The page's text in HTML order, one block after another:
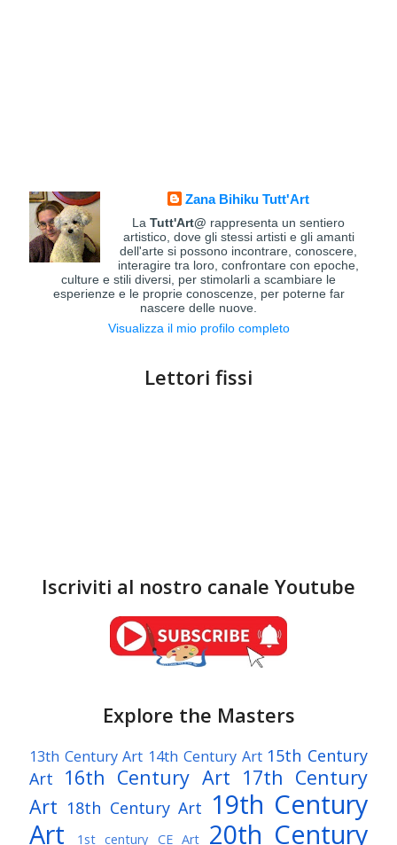
Zana Bihiku Tutt'Art
LaTutt'Art@ rappresenta un sentiero
artistico, dove gli stessi artisti e gli amanti
dell'arte si possono incontrare, conoscere,
interagire tra loro, confrontare con epoche,
culture e stili diversi, per stimolarli a scambiare le
esperienze e le proprie conoscenze, per poterne far
nascere delle nuove.
Visualizza il mio profilo completo
Lettori fissi
Iscriviti al nostro canale Youtube
Explore the Masters
13th Century Art 14th Century Art 15th Century
Art
16th Century Art 17th Century
Art 18th Century Art 19th Century
Art
1st century CE Art 20th Century